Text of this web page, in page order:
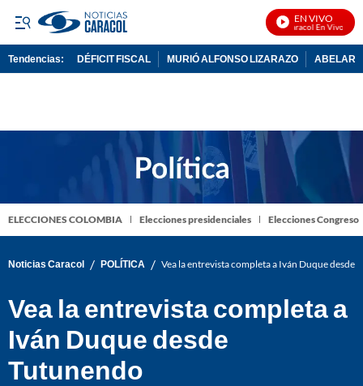
EN VIVO
Noticias Caracol En Vivo
Tendencias: DÉFICIT FISCAL MURIÓ ALFONSO LIZARAZO
ELECCIONES COLOMBIA Elecciones presidenciales Elecciones Congreso
Noticias Caracol / POLÍTICA / Vea la entrevista completa a Iván Duque desde
Vea la entrevista completa a
Iván Duque desde
Tutunendo